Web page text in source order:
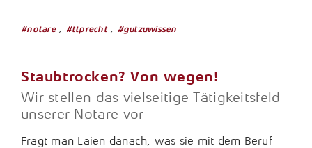
#notare , #ttprecht , #gutzuwissen
Staubtrocken? Von wegen!
Wir stellen das vielseitige Tätigkeitsfeld
unserer Notare vor
Fragt man Laien danach, was sie mit dem Beruf